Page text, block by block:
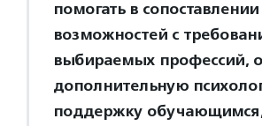
помогать в
возможностей с
выбираемых профессий,
дополнительную
поддержку